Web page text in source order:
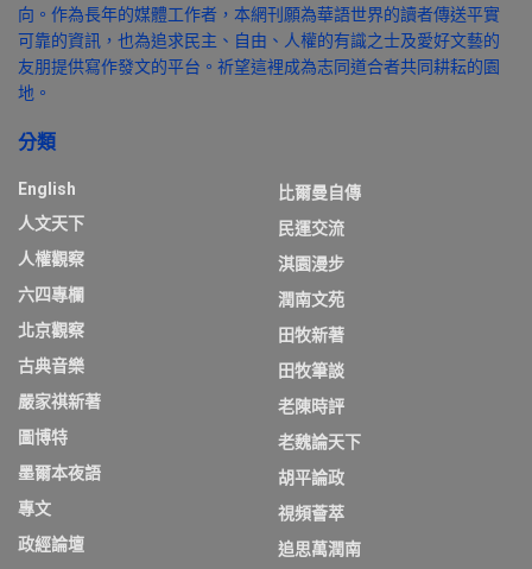
向。作為長年的媒體工作者，本網刊願為華語世界的讀者傳送平實
可靠的資訊，也為追求民主、自由、人權的有識之士及愛好文藝的
友朋提供寫作發文的平台。祈望這裡成為志同道合者共同耕耘的園
地。
分類
English
人文天下
人權觀察
六四專欄
北京觀察
古典音樂
嚴家祺新著
圖博特
墨爾本夜語
專文
政經論壇
比爾曼自傳
民運交流
淇園漫步
潤南文苑
田牧新著
田牧筆談
老陳時評
老魏論天下
胡平論政
視頻薈萃
追思萬潤南